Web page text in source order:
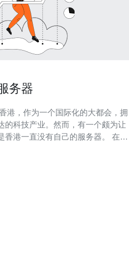
务器
的科技产业。然而，有一个颇为让
港一直没有自己的服务器。 在当
的关键，支持着互联网的运行。然